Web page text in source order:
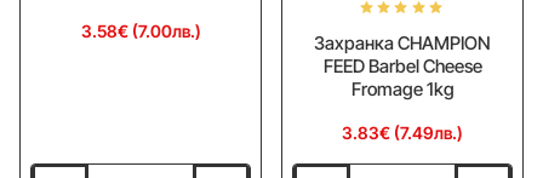
3.58€ (7.00лв.)
Захранка CHAMPION
FEED Barbel Cheese
Fromage 1kg
3.83€ (7.49лв.)